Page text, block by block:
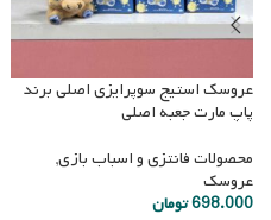
عروسک استیج سوپرایزی اصلی برند
پاپ مارت جعبه اصلی
محصولات فانتزی و اسباب بازی,
عروسک
698.000تومان